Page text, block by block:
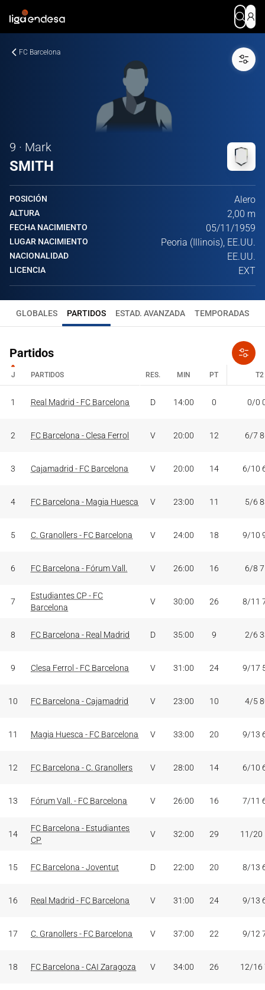
FC Barcelona
9 · Mark
SMITH
POSICIÓN Alero
ALTURA 2,00 m
FECHA NACIMIENTO 05/11/1959
LUGAR NACIMIENTO Peoria (Illinois), EE.UU.
NACIONALIDAD EE.UU.
LICENCIA EXT
GLOBALES PARTIDOS ESTAD. AVANZADA TEMPORADAS
Partidos
J PARTIDOS RES. MIN PT T2
1 Real Madrid - FC Barcelona D 14:00 0 0/0
2 FC Barcelona - Clesa Ferrol V 20:00 12 6/7
3 Cajamadrid - FC Barcelona V 20:00 14 6/10
4 FC Barcelona - Magia Huesca V 23:00 11 5/6
5 C. Granollers - FC Barcelona V 24:00 18 9/10
6 FC Barcelona - Fórum Vall. V 26:00 16 6/8
7
Estudiantes CP - FC
Barcelona
V 30:00 26 8/11
8 FC Barcelona - Real Madrid D 35:00 9 2/6
9 Clesa Ferrol - FC Barcelona V 31:00 24 9/17
10 FC Barcelona - Cajamadrid V 23:00 10 4/5
11 Magia Huesca - FC Barcelona V 33:00 20 9/13
12 FC Barcelona - C. Granollers V 28:00 14 6/10
13 Fórum Vall. - FC Barcelona V 26:00 16 7/11
14
FC Barcelona - Estudiantes
CP
V 32:00 29 11/20
15 FC Barcelona - Joventut D 22:00 20 8/13
16 Real Madrid - FC Barcelona V 31:00 24 9/13
17 C. Granollers - FC Barcelona V 37:00 22 9/12
18 FC Barcelona - CAI Zaragoza V 34:00 26 12/16